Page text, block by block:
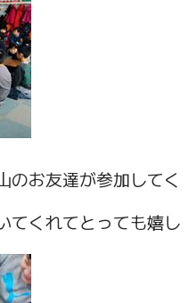
のお友達が参加してく
てくれてとっても嬉し